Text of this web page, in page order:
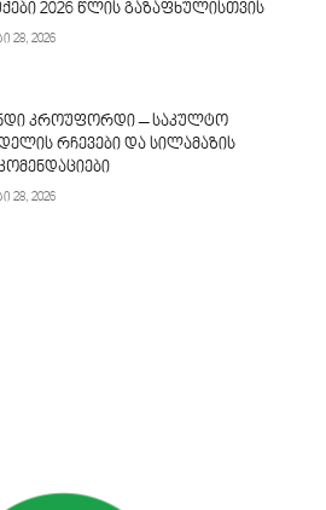
2026 წლის გაზაფხულისთვის
28, 2026
კროუფორდი – საკულტო
რჩევები და სილამაზის
28, 2026